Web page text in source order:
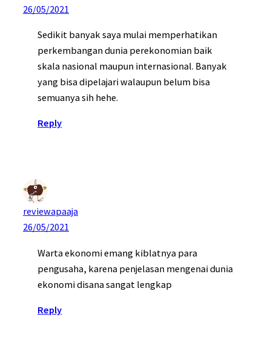
26/05/2021
Sedikit banyak saya mulai memperhatikan
perkembangan dunia perekonomian baik
skala nasional maupun internasional. Banyak
yang bisa dipelajari walaupun belum bisa
semuanya sih hehe.
Reply
reviewapaaja
26/05/2021
Warta ekonomi emang kiblatnya para
pengusaha, karena penjelasan mengenai dunia
ekonomi disana sangat lengkap
Reply